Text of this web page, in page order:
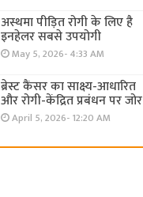
अस्थमा पीड़ित रोगी के लिए है
इनहेलर सबसे उपयोगी
May 5, 2026- 4:33 AM
ब्रेस्ट कैंसर का साक्ष्य-आधारित
और रोगी-केंद्रित प्रबंधन पर जोर
April 5, 2026- 12:20 AM